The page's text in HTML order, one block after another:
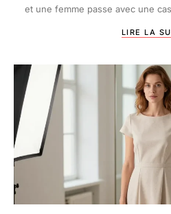
et une femme passe avec une
LIRE LA